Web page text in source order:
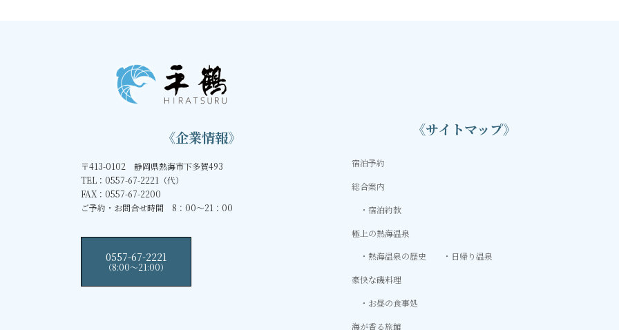
《企業情報》
〒413-0102 静岡県熱海市下多賀493
TEL：0557-67-2221（代）
FAX：0557-67-2200
ご予約・お問合せ時間 8：00～21：00
0557-67-2221
（8:00〜21:00）
《サイトマップ》
宿泊予約
総合案内
宿泊約款
極上の熱海温泉
熱海温泉の歴史
日帰り温泉
豪快な磯料理
お昼の食事処
海が香る旅館